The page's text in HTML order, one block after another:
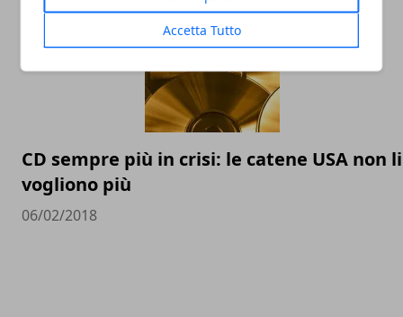
Accetta Tutto
CD sempre più in crisi: le catene USA non li
vogliono più
06/02/2018